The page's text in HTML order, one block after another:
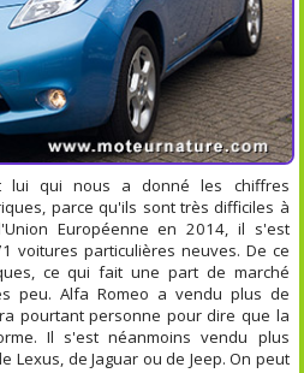
lui qui nous a donné les chiffres
parce qu'ils sont très difficiles à
Européenne en 2014, il s'est
voitures particulières neuves. De ce
ce qui fait une part de marché
peu. Alfa Romeo a vendu plus de
pourtant personne pour dire que la
Il s'est néanmoins vendu plus
Lexus, de Jaguar ou de Jeep. On peut